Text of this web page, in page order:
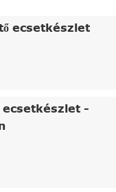
ecsetkészlet
-